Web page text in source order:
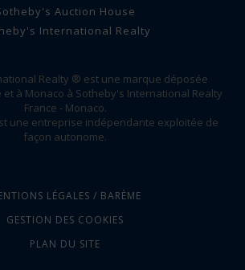
Auction House
International Realty
Realty ® est une marque déposée
et à Monaco à Sotheby's International Realty
France - Monaco.
une entreprise indépendante exploitée de
façon autonome.
LÉGALES / BARÈME
GESTION DES COOKIES
PLAN DU SITE